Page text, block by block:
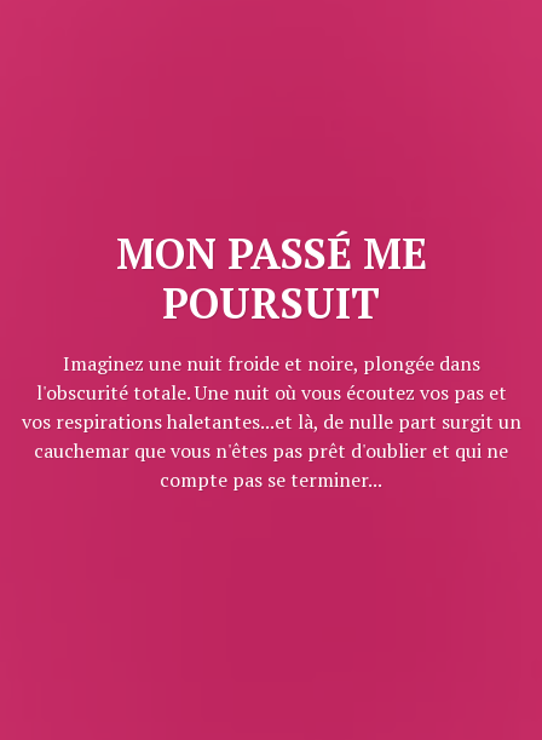
MON PASSÉ ME
POURSUIT
Imaginez une nuit froide et noire, plongée dans
l'obscurité totale. Une nuit où vous écoutez vos pas et
vos respirations haletantes...et là, de nulle part surgit un
cauchemar que vous n'êtes pas prêt d'oublier et qui ne
compte pas se terminer...